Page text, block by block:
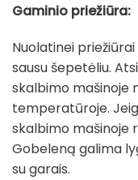
Gaminio priežiūra:
Nuolatinei
sausu šepetėliu.
skalbimo mašinoje
temperatūroje.
skalbimo mašinoje
Gobeleną galima
su garais.